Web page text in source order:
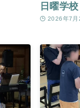
日曜学
2026年7月